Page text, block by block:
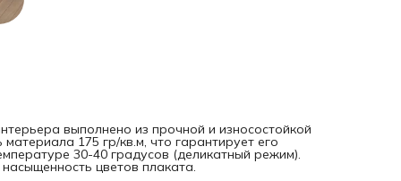
выполнено из прочной и износостойкой
175 гр/кв.м, что гарантирует его
30-40 градусов (деликатный режим).
цветов плаката.